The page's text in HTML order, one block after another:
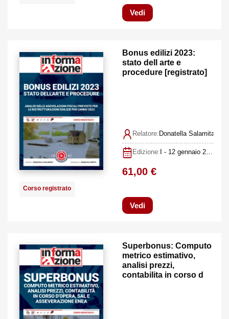
Vedi
Corso registrato
Bonus edilizi 2023:
stato dell arte e
procedure [registrato]
Relatore: Donatella Salamita,
Edizione: I - 12 gennaio 2023 [corso registrato]
61,00 €
Vedi
Superbonus: Computo
metrico estimativo,
analisi prezzi,
contabilita in corso d